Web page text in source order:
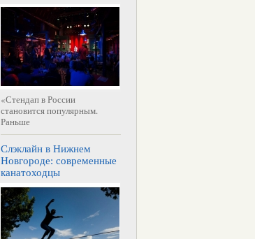
«Стендап в России
становится популярным.
Раньше
Слэклайн в Нижнем
Новгороде: современные
канатоходцы